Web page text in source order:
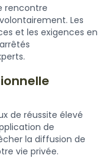
rencontre
Les
et les exigences en
de réussite élevé
de
la diffusion de
vie privée.